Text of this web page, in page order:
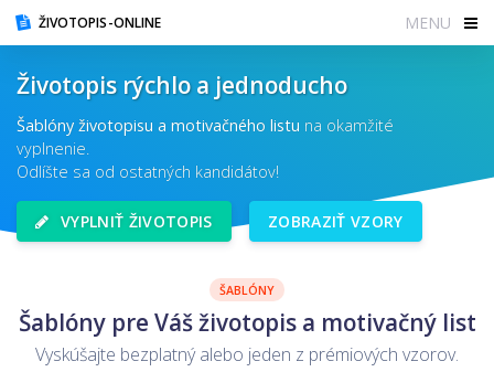
ŽIVOTOPIS-ONLINE MENU
Životopis rýchlo a jednoducho
Šablóny životopisu a motivačného listu na okamžité
vyplnenie.
Odlíšte sa od ostatných kandidátov!
VYPLNIŤ ŽIVOTOPIS ZOBRAZIŤ VZORY
ŠABLÓNY
Šablóny pre Váš životopis a motivačný list
Vyskúšajte bezplatný alebo jeden z prémiových vzorov.